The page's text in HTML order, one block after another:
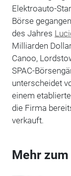
Elektroauto-
Börse
des Jahres
Milliarden
Canoo,
SPAC-
unterscheidet
einem
die Firma
verkauft.
Mehr